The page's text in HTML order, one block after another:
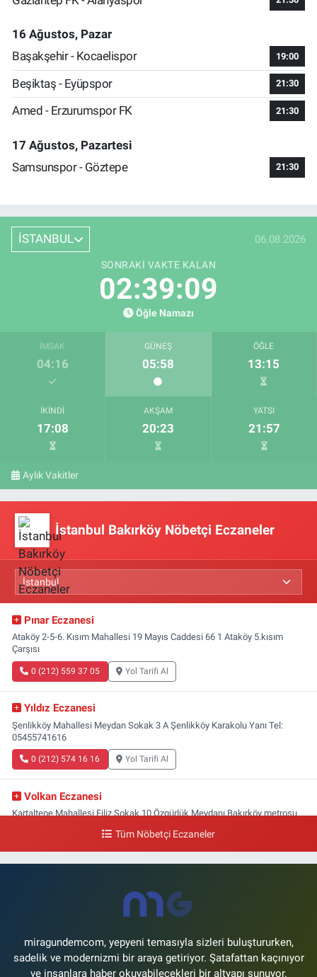
16 Ağustos, Pazar
Başakşehir - Kocaelispor
19:00
Beşiktaş - Eyüpspor 21:30
Amed - Erzurumspor FK 21:30
17 Ağustos, Pazartesi
Samsunspor - Göztepe
21:30
İSTANBUL 06.08.2026
SONRAKI VAKTE KALAN
02:39:08
Öğle Namazı
İMSAK
04:16
GÜNEŞ
05:58
ÖĞLE
13:15
İKINDI
17:08
AKŞAM
20:23
YATSI
21:57
Aylık Vakitler
İstanbul Bakırköy Nöbetçi Eczaneler
Pınar Eczanesi
Ataköy 2-5-6. Kısım Mahallesi 19 Mayıs Caddesi 66 1 Ataköy 5.kısım
Çarşısı
0 (212) 559 37 05 Yol Tarifi Al
Yıldız Eczanesi
Şenlikköy Mahallesi Meydan Sokak 3 A Şenlikköy Karakolu Yanı Tel:
05455741616
0 (212) 574 16 16 Yol Tarifi Al
Volkan Eczanesi
Kartaltepe Mahallesi Filiz Sokak 10 Özgürlük Meydanı,Bakırköy metrosu
Yeşilköy Mahallesi Doğruyol Sokak 7 A Dürümcü Baba'nın Bir Alt
0 (212) 663 11 97
Tüm Nöbetçi Eczaneler
miragundemcom, yepyeni temasıyla sizleri buluştururken,
sadelik ve modernizmi bir araya getiriyor. Şatafattan kaçınıyor
ve insanlara haber okuyabilecekleri bir altyapı sunuyor.